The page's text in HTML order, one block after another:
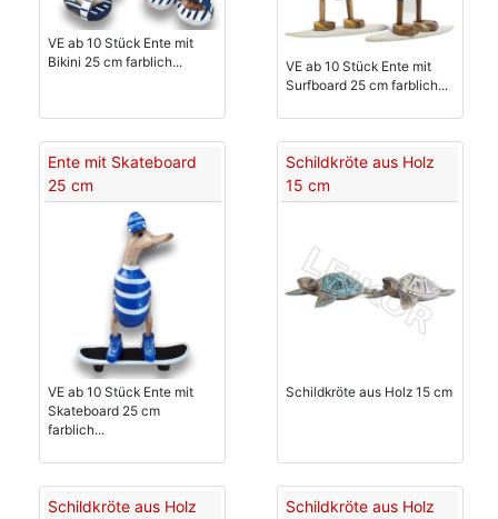
VE ab 10 Stück Ente mit
Bikini 25 cm farblich...
VE ab 10 Stück Ente mit
Surfboard 25 cm farblich...
Ente mit Skateboard
25 cm
VE ab 10 Stück Ente mit
Skateboard 25 cm
farblich...
Schildkröte aus Holz
15 cm
Schildkröte aus Holz 15 cm
Schildkröte aus Holz
Schildkröte aus Holz